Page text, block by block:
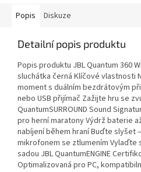
Popis Diskuze
Detailní popis produktu
Popis produktu JBL Quantum 360
sluchátka černá Klíčové vlastnosti
moment s duálním bezdrátovým
nebo USB přijímač Zažijte hru se
QuantumSURROUND Sound
pro herní maratony Výdrž baterie
nabíjení během hraní Buďte slyšet
mikrofonem se ztlumením Vylaďte
sadou JBL QuantumENGINE
Optimalizovaná pro PC,